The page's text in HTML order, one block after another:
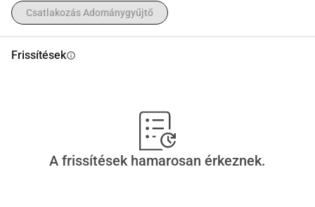
Csatlakozás Adománygyűjtő
Frissítésekinfo
A frissítések hamarosan érkeznek.